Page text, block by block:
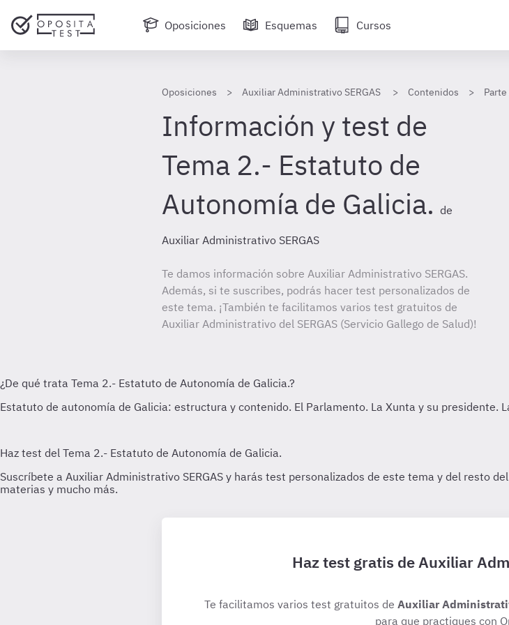
Oposiciones Esquemas Cursos
Oposiciones Auxiliar Administrativo SERGAS Contenidos
Información y test de
Tema 2.- Estatuto de
Autonomía de Galicia. de
Auxiliar Administrativo SERGAS
Te damos información sobre Auxiliar Administrativo SERGAS.
Además, si te suscribes, podrás hacer test personalizados de
este tema. ¡También te facilitamos varios test gratuitos de
Auxiliar Administrativo del SERGAS (Servicio Gallego de Salud)!
Haz test gratis de Auxiliar
Te facilitamos varios test gratuitos de Auxiliar
para que practiques con